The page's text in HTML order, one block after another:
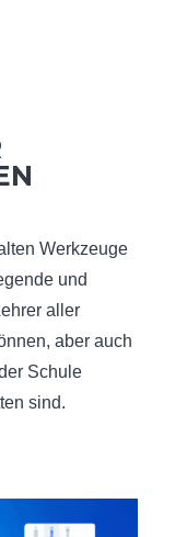
Werkzeuge
und
aller
aber auch
Schule
sind.